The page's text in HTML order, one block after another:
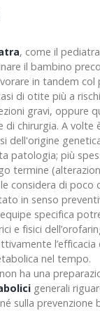
, come il
il bambino
in tandem col
di otite più a
gravi, oppure
di chirurgia. A volte
dell'origine
patologia; più
termine
considera di poco
in senso
specifica
e fisici
l’efficacia
nel tempo.
ha una
generali
sulla prevenzione